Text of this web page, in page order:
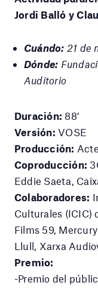
Jordi Balló y
Cuándo: 21 de
Dónde:
Auditorio
Duración: 88’
Versión: VOSE
Producción:
Coproducción:
Eddie Saeta,
Colaboradores:
Culturales (ICIC)
Films 59,
Llull, Xarxa
Premio:
-Premio del